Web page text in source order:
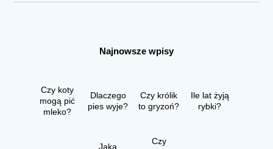
Najnowsze wpisy
Czy koty
mogą pić
mleko?
Dlaczego
pies wyje?
Czy królik
to gryzoń?
Ile lat żyją
rybki?
Jaka
Czy